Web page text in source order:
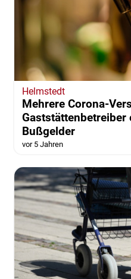
Helmstedt
Mehrere Corona-
Gaststättenbetreiber
Bußgelder
vor 5 Jahren